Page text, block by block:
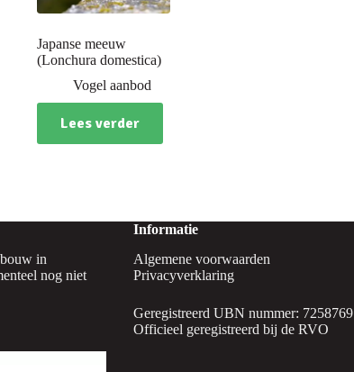
Japanse meeuw
(Lonchura domestica)
Vogel aanbod
Lees verder
in
nog niet
Informatie
Algemene voorwaarden
Privacyverklaring
Geregistreerd UBN nummer: 7258769
Officieel geregistreerd bij de RVO